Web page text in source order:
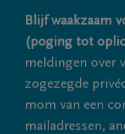
Blijf waakzaam
(poging tot
meldingen over
zogezegde
mom van een
mailadressen,